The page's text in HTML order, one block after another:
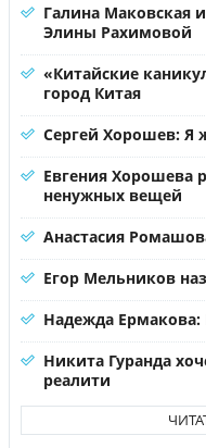
Галина Маковская
Элины Рахимовой
«Китайские
город Китая
Сергей Хорошев: Я
Евгения Хорошева
ненужных вещей
Анастасия
Егор Мельников
Надежда Ермакова:
Никита Гуранда
реалити